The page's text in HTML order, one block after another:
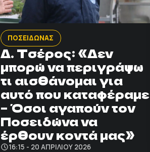
ΠΟΣΕΙΔΩΝΑΣ
Δ. Τσέρος: «Δεν
μπορώ να περιγράψω
τι αισθάνομαι για
αυτό που καταφέραμε
– Όσοι αγαπούν τον
Ποσειδώνα να
έρθουν κοντά μας»
16:15 - 20 ΑΠΡΙΛΊΟΥ 2026